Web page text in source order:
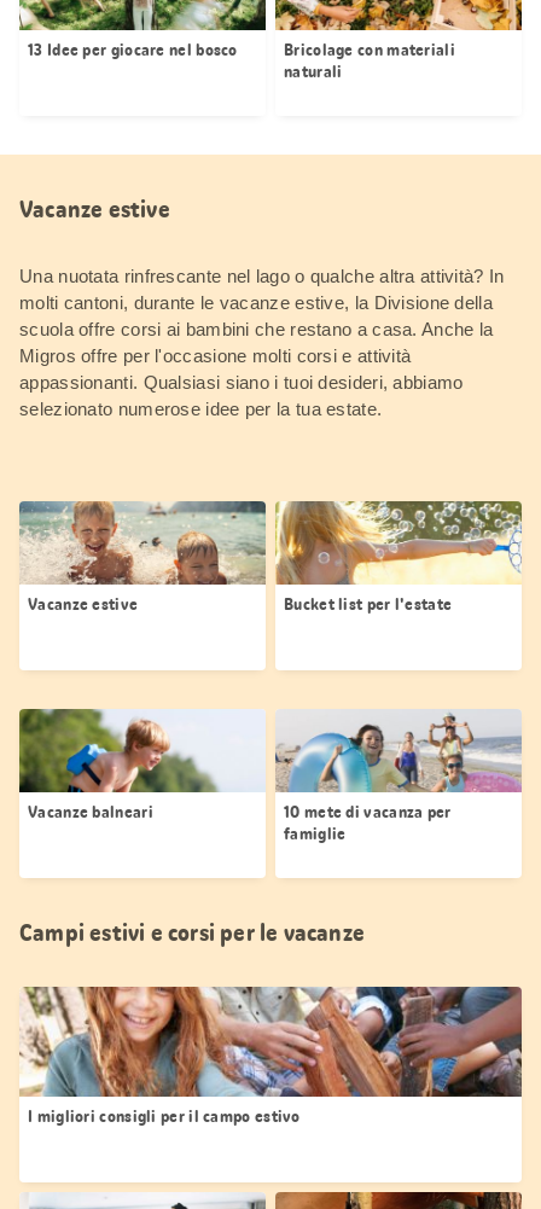
13 Idee per giocare nel bosco
Bricolage con materiali
naturali
Vacanze estive
Una nuotata rinfrescante nel lago o qualche altra attività? In
molti cantoni, durante le vacanze estive, la Divisione della
scuola offre corsi ai bambini che restano a casa. Anche la
Migros offre per l'occasione molti corsi e attività
appassionanti. Qualsiasi siano i tuoi desideri, abbiamo
selezionato numerose idee per la tua estate.
Vacanze estive Bucket list per l'estate
Vacanze balneari
10 mete di vacanza per
famiglie
Campi estivi e corsi per le vacanze
I migliori consigli per il campo estivo